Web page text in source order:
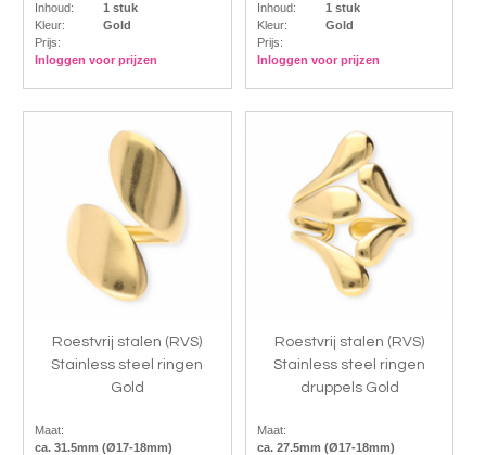
Inhoud:
1 stuk
Kleur:
Gold
Prijs:
Inloggen voor prijzen
Inhoud:
1 stuk
Kleur:
Gold
Prijs:
Inloggen voor prijzen
Roestvrij stalen (RVS)
Stainless steel ringen
Gold
Maat:
ca. 31.5mm (Ø17-18mm)
Roestvrij stalen (RVS)
Stainless steel ringen
druppels Gold
Maat:
ca. 27.5mm (Ø17-18mm)